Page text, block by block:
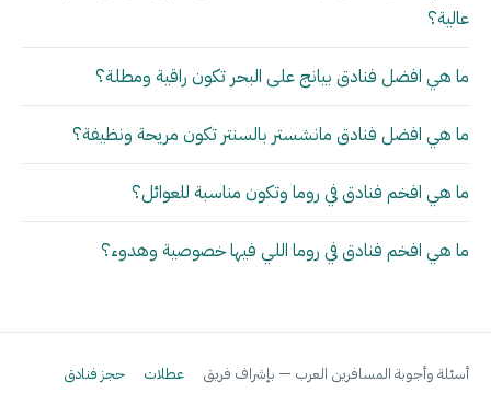
عالية؟
ما هي افضل فنادق بيانج على البحر تكون راقية ومطلة؟
ما هي افضل فنادق مانشستر بالسنتر تكون مريحة ونظيفة؟
ما هي افخم فنادق في روما وتكون مناسبة للعوائل؟
ما هي افخم فنادق في روما اللي فيها خصوصية وهدوء؟
أسئلة وأجوبة المسافرين العرب — بإشراف فريق عطلات حجز فنادق